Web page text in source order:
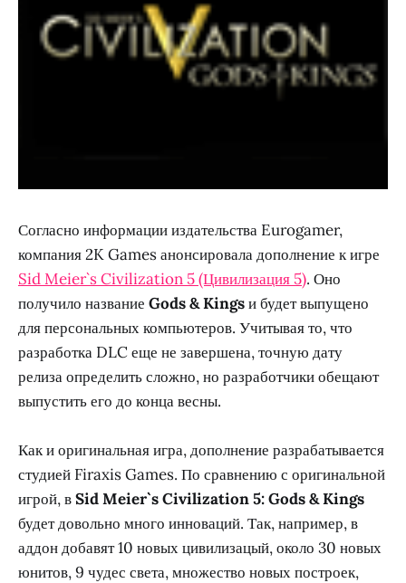
Согласно информации издательства Eurogamer,
компания 2K Games анонсировала дополнение к игре
Sid Meier`s Civilization 5 (Цивилизация 5). Оно
получило название Gods & Kingsи будет выпущено
для персональных компьютеров. Учитывая то, что
разработка DLC еще не завершена, точную дату
релиза определить сложно, но разработчики обещают
выпустить его до конца весны.
Как и оригинальная игра, дополнение разрабатывается
студией Firaxis Games. По сравнению с оригинальной
игрой, вSid Meier`s Civilization 5: Gods & Kings
будет довольно много инноваций. Так, например, в
аддон добавят 10 новых цивилизацый, около 30 новых
юнитов, 9 чудес света, множество новых построек,